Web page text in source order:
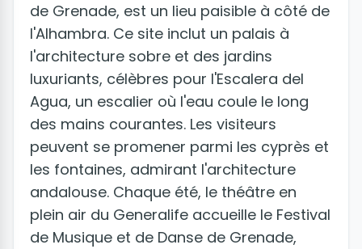
de Grenade, est un lieu paisible à côté de
l'Alhambra. Ce site inclut un palais à
l'architecture sobre et des jardins
luxuriants, célèbres pour l'Escalera del
Agua, un escalier où l'eau coule le long
des mains courantes. Les visiteurs
peuvent se promener parmi les cyprès et
les fontaines, admirant l'architecture
andalouse. Chaque été, le théâtre en
plein air du Generalife accueille le Festival
de Musique et de Danse de Grenade,